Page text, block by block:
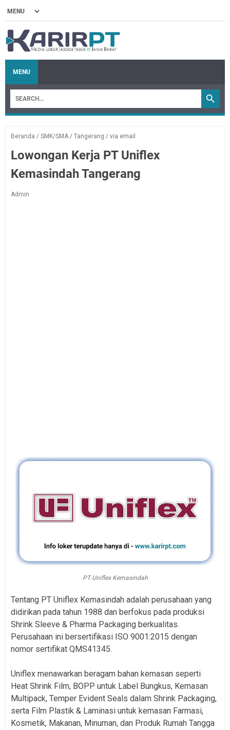
MENU
Beranda / SMK/SMA / Tangerang / via email
Lowongan Kerja PT Uniflex
Kemasindah Tangerang
Admin
PT Uniflex Kemasindah
Tentang PT Uniflex Kemasindah adalah perusahaan yang
didirikan pada tahun 1988 dan berfokus pada produksi
Shrink Sleeve & Pharma Packaging berkualitas.
Perusahaan ini bersertifikasi ISO 9001:2015 dengan
nomor sertifikat QMS41345.
Uniflex menawarkan beragam bahan kemasan seperti
Heat Shrink Film, BOPP untuk Label Bungkus, Kemasan
Multipack, Temper Evident Seals dalam Shrink Packaging,
serta Film Plastik & Laminasi untuk kemasan Farmasi,
Kosmetik, Makanan, Minuman, dan Produk Rumah Tangga